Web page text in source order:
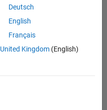
Deutsch
English
Français
United Kingdom(English)